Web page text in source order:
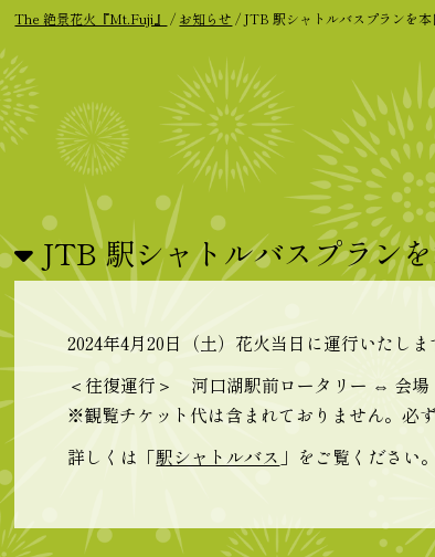
The 絶景花火『Mt.Fuji』 / お知らせ / JTB 駅シャトルバスプランを
JTB 駅シャトルバスプラン
2024年4月20日（土）花火当日に運行いたし
＜往復運行＞ 河口湖駅前ロータリー ⇔ 会
※観覧チケット代は含まれておりません。必
詳しくは「駅シャトルバス 」をご覧ください。